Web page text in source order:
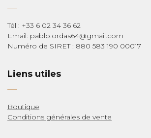
Tél : +33 6 02 34 36 62
Email: pablo.ordas64@gmail.com
Numéro de SIRET : 880 583 190 00017
Liens utiles
Boutique
Conditions générales de vente